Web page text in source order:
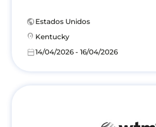
public Estados Unidos
location_on Kentucky
calendar_today14/04/2026 - 16/04/2026